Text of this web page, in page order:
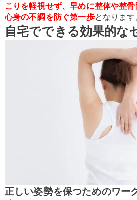
こりを軽視せず、早めに整体や整骨
心身の不調を防ぐ第一歩となります
自宅でできる効果的な
正しい姿勢を保つためのワー